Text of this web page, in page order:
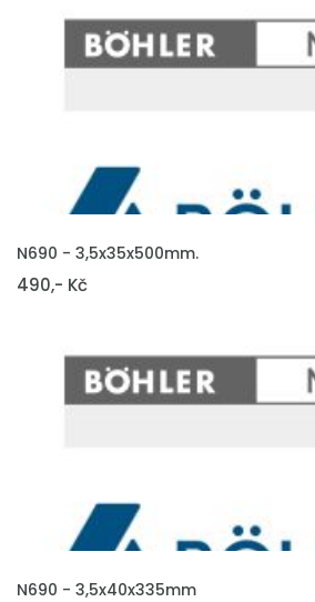
VLOŽIT DO KOŠÍKU
N690 - 3,5x35x500mm.
490,- Kč
VLOŽIT DO KOŠÍKU
N690 - 3,5x40x335mm